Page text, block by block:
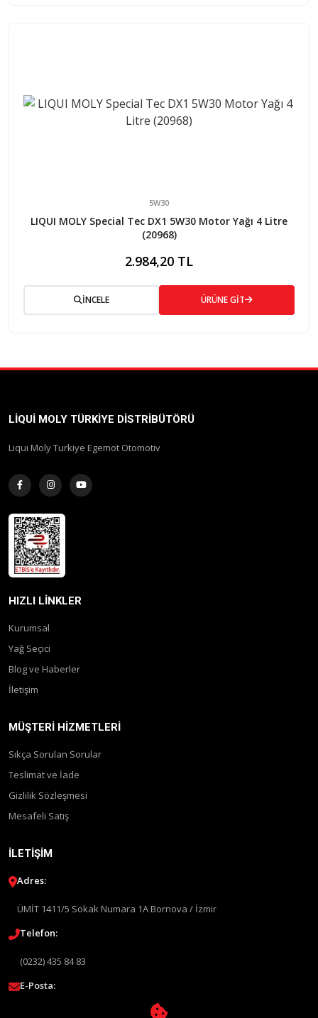
5W30
LIQUI MOLY Special Tec DX1 5W30 Motor Yağı 4 Litre
(20968)
2.984,20 TL
İNCELE ÜRÜNE GİT
LIQUI MOLY TÜRKIYE DISTRIBÜTÖRÜ
Liqui Moly Turkiye Egemot Otomotiv
HIZLI LINKLER
Kurumsal
Yağ Seçici
Blog ve Haberler
İletişim
MÜŞTERI HIZMETLERI
Sıkça Sorulan Sorular
Teslimat ve İade
Gizlilik Sözleşmesi
Mesafeli Satış
İLETIŞIM
Adres:
ÜMİT 1411/5 Sokak Numara 1A Bornova / İzmir
Telefon:
(0232) 435 84 83
E-Posta: